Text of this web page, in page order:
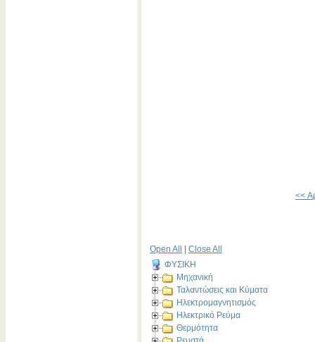
<<
Open All
Close All
ΦΥΣΙΚΗ
Μηχανική
Ταλαντώσεις και Κύματα
Ηλεκτρομαγνητισμός
Ηλεκτρικό Ρεύμα
Θερμότητα